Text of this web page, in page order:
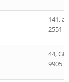
141,
2551
44,
9905